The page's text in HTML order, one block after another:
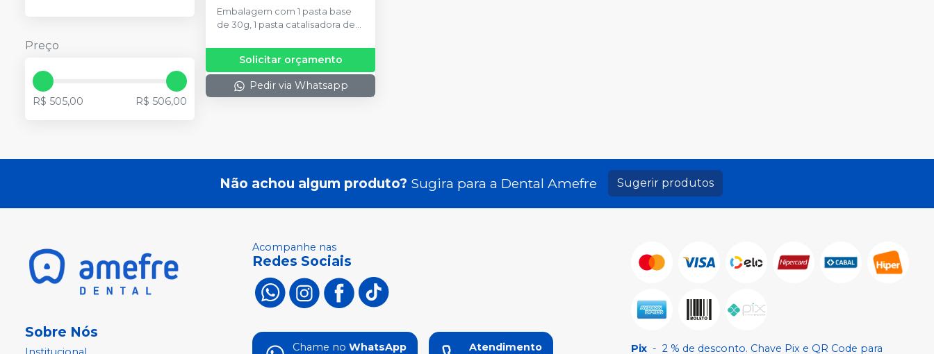
Preço
R$ 505,00 R$ 506,00
Embalagem com 1 pasta base
de 30g, 1 pasta catalisadora de
Solicitar orçamento
Pedir via Whatsapp
Não achou algum produto? Sugira para a Dental Amefre Sugerir produtos
Sobre Nós
Acompanhe nas
Redes Sociais
Chame no WhatsApp
Atendimento
Pix - 2 % de desconto. Chave Pix e QR Code para